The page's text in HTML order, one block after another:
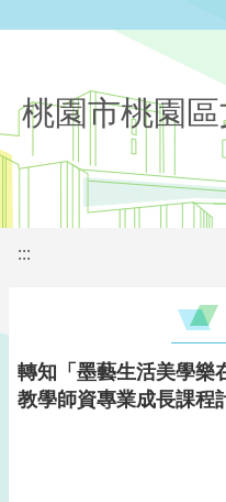
桃園市桃園
:::
轉知「墨藝生活美學樂
教學師資專業成長課程